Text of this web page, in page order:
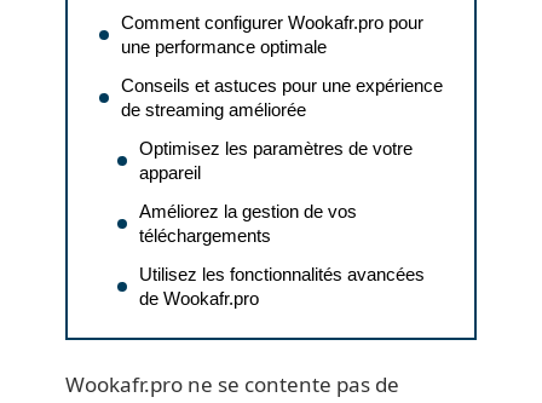
Comment configurer Wookafr.pro pour
une performance optimale
Conseils et astuces pour une expérience
de streaming améliorée
Optimisez les paramètres de votre
appareil
Améliorez la gestion de vos
téléchargements
Utilisez les fonctionnalités avancées
de Wookafr.pro
Wookafr.pro ne se contente pas de